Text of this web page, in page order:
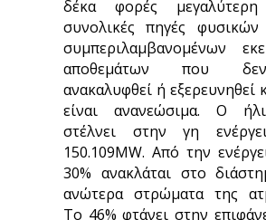
δέκα φορές
συνολικές πηγές φυσικών
συμπεριλαμβανομένων
αποθεμάτων που
ανακαλυφθεί ή εξερευνηθεί
είναι ανανεώσιμα. Ο
στέλνει στην γη
150.109MW. Από την
30% ανακλάται στο
ανώτερα στρώματα της
Το 46% φτάνει στην